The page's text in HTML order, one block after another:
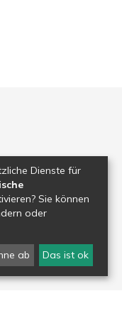
Dienste für
Sie können
oder
ab Das ist ok